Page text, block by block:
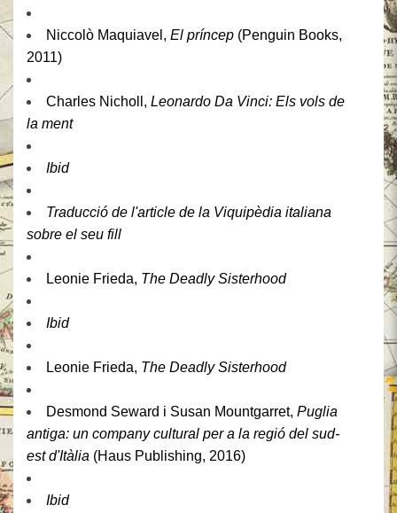
Niccolò Maquiavel, El príncep (Penguin Books,
2011)
Charles Nicholl, Leonardo Da Vinci: Els vols de
la ment
Ibid
Traducció de l'article de la Viquipèdia italiana
sobre el seu fill
Leonie Frieda, The Deadly Sisterhood
Ibid
Leonie Frieda, The Deadly Sisterhood
Desmond Seward i Susan Mountgarret, Puglia
antiga: un company cultural per a la regió del sud-
est d'Itàlia (Haus Publishing, 2016)
Ibid